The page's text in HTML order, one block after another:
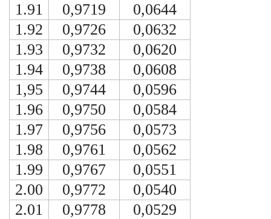
1.91
0,9719
0,0644
1.92
0,9726
0,0632
1.93
0,9732
0,0620
1.94
0,9738
0,0608
1,95
0,9744
0,0596
1.96
0,9750
0,0584
1.97
0,9756
0,0573
1.98
0,9761
0,0562
1.99
0,9767
0,0551
2.00
0,9772
0,0540
2.01
0,9778
0,0529